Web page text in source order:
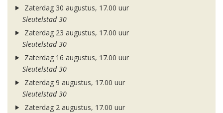
Zaterdag 30 augustus, 17.00 uur
Sleutelstad 30
Zaterdag 23 augustus, 17.00 uur
Sleutelstad 30
Zaterdag 16 augustus, 17.00 uur
Sleutelstad 30
Zaterdag 9 augustus, 17.00 uur
Sleutelstad 30
Zaterdag 2 augustus, 17.00 uur